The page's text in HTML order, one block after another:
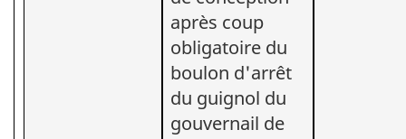
après coup
obligatoire du
boulon d'arrêt
du guignol du
gouvernail de